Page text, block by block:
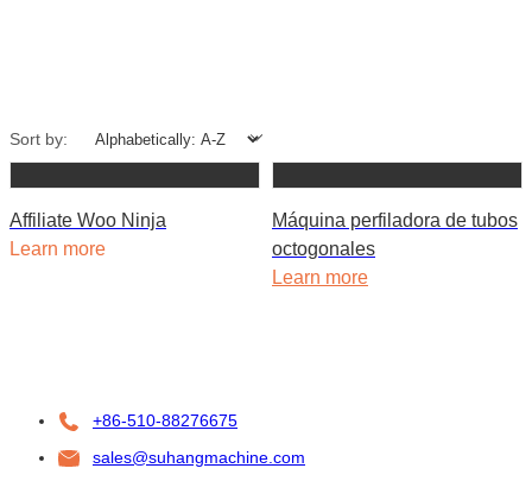
Sort by:
Affiliate Woo Ninja
Learn more
Máquina perfiladora de tubos
octogonales
Learn more
+86-510-88276675
sales@suhangmachine.com